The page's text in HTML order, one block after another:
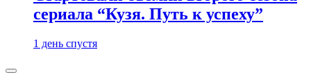
сериала “Кузя. Путь к успеху”
1 день спустя